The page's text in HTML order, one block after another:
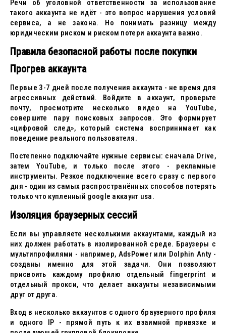
Речи об уголовной ответственности за использование
такого аккаунта не идёт - это вопрос нарушения условий
сервиса, а не закона. Но понимать разницу между
юридическим риском и риском потери аккаунта важно.
Правила безопасной работы после покупки
Прогрев аккаунта
Первые 3-7 дней после получения аккаунта - не время для
агрессивных действий. Войдите в аккаунт, проверьте
почту, просмотрите несколько видео на YouTube,
совершите пару поисковых запросов. Это формирует
«цифровой след», который система воспринимает как
поведение реального пользователя.
Постепенно подключайте нужные сервисы: сначала Drive,
затем YouTube, и только после этого - рекламные
инструменты. Резкое подключение всего сразу с первого
дня - один из самых распространённых способов потерять
только что купленный google аккаунт usa.
Изоляция браузерных сессий
Если вы управляете несколькими аккаунтами, каждый из
них должен работать в изолированной среде. Браузеры с
мультипрофилями - например, AdsPower или Dolphin Anty -
созданы именно для этой задачи. Они позволяют
присвоить каждому профилю отдельный fingerprint и
отдельный прокси, что делает аккаунты независимыми
друг от друга.
Вход в несколько аккаунтов с одного браузерного профиля
и одного IP - прямой путь к их взаимной привязке и